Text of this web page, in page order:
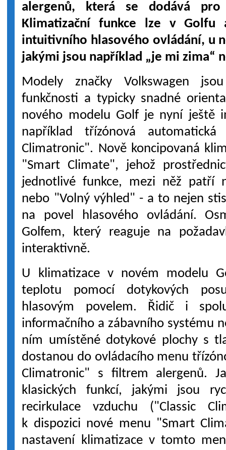
alergenů, která se dodává
Klimatizační funkce lze v Golfu
intuitivního hlasového ovládání, u
jakými jsou například „je mi zima“
Modely značky Volkswagen
funkčnosti a typicky snadné
nového modelu Golf je nyní ještě
například třízónová
Climatronic". Nově koncipovaná
"Smart Climate", jehož
jednotlivé funkce, mezi něž patří
nebo "Volný výhled" - a to nejen
na povel hlasového ovládání.
Golfem, který reaguje na
interaktivně.
U klimatizace v novém modelu
teplotu pomocí dotykových
hlasovým povelem. Řidič i
informačního a zábavního systému
ním umístěné dotykové plochy s
dostanou do ovládacího menu
Climatronic" s filtrem alergenů.
klasických funkcí, jakými jsou
recirkulace vzduchu ("Classic
k dispozici nové menu "Smart
nastavení klimatizace v tomto